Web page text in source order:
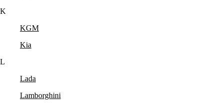
K
KGM
Kia
L
Lada
Lamborghini